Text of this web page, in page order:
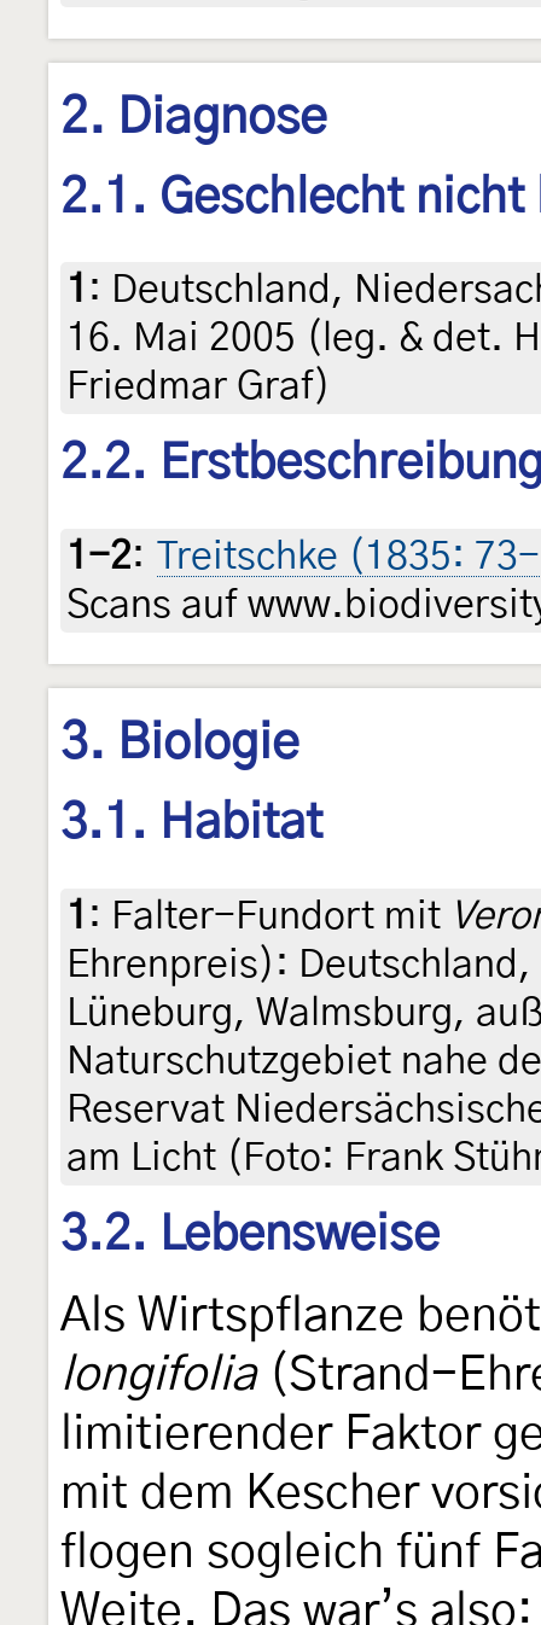
2. Diagnose
2.1. Geschlecht nicht
1 : Deutschland,
16. Mai 2005 (leg. & det.
Friedmar Graf)
2.2.
1-2: Treitschke (1835:
Scans auf
3. Biologie
3.1. Habitat
1 : Falter-Fundort mit
Ehrenpreis):
Lüneburg, Walmsburg,
Naturschutzgebiet nahe
Reservat
am Licht (Foto: Frank
3.2. Lebensweise
Als Wirtspflanze
longifolia(Strand-
limitierender Faktor
mit dem Kescher
flogen sogleich fünf
Weite. Das war’s